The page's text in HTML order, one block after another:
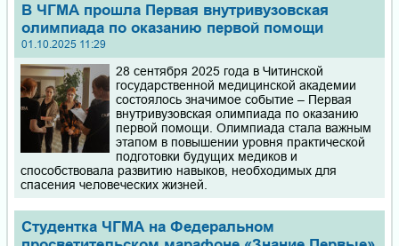
В ЧГМА прошла Первая внутривузовская
олимпиада по оказанию первой помощи
01.10.2025 11:29
28 сентября 2025 года в Читинской
государственной медицинской академии
состоялось значимое событие – Первая
внутривузовская олимпиада по оказанию
первой помощи. Олимпиада стала важным
этапом в повышении уровня практической
подготовки будущих медиков и
способствовала развитию навыков, необходимых для
спасения человеческих жизней.
Студентка ЧГМА на Федеральном